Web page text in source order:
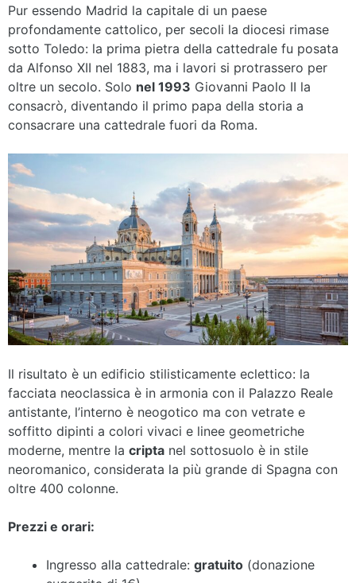
Pur essendo Madrid la capitale di un paese
profondamente cattolico, per secoli la diocesi rimase
sotto Toledo: la prima pietra della cattedrale fu posata
da Alfonso XII nel 1883, ma i lavori si protrassero per
oltre un secolo. Solo nel 1993 Giovanni Paolo II la
consacrò, diventando il primo papa della storia a
consacrare una cattedrale fuori da Roma.
Il risultato è un edificio stilisticamente eclettico: la
facciata neoclassica è in armonia con il Palazzo Reale
antistante, l’interno è neogotico ma con vetrate e
soffitto dipinti a colori vivaci e linee geometriche
moderne, mentre la cripta nel sottosuolo è in stile
neoromanico, considerata la più grande di Spagna con
oltre 400 colonne.
Prezzi e orari:
Ingresso alla cattedrale: gratuito (donazione